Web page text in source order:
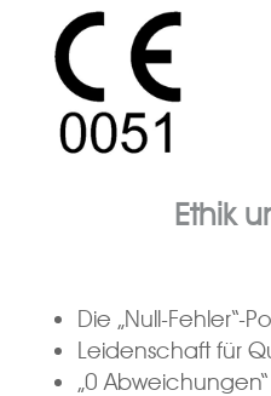
Ethik
Die „Null-Fehler“-
Leidenschaft für
„0